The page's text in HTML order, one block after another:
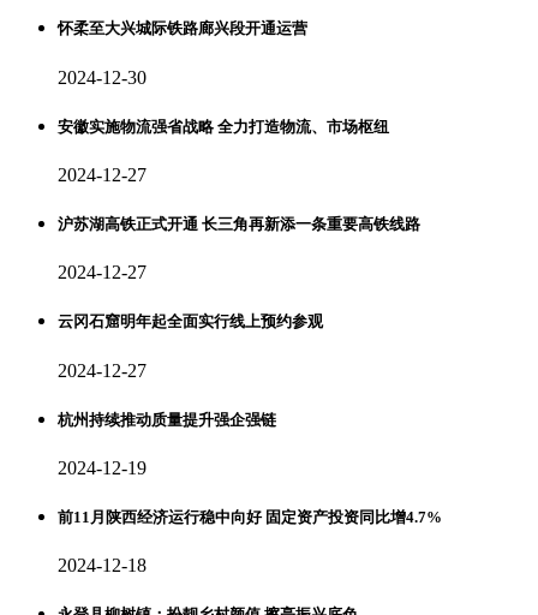
怀柔至大兴城际铁路廊兴段开通运营
2024-12-30
安徽实施物流强省战略 全力打造物流、市场枢纽
2024-12-27
沪苏湖高铁正式开通 长三角再新添一条重要高铁线路
2024-12-27
云冈石窟明年起全面实行线上预约参观
2024-12-27
杭州持续推动质量提升强企强链
2024-12-19
前11月陕西经济运行稳中向好 固定资产投资同比增4.7%
2024-12-18